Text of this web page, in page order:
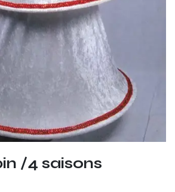
/4 saisons